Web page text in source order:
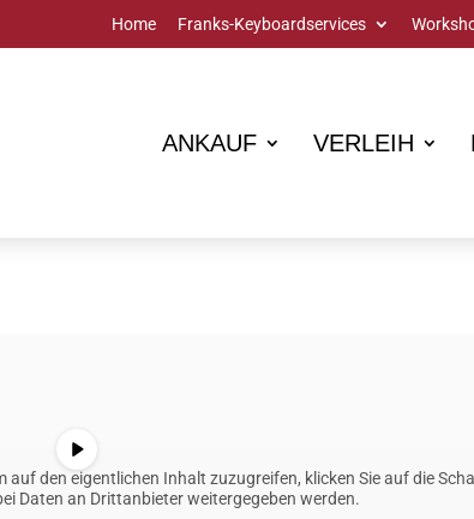
Home Franks-Keyboardservices
ANKAUF VERLEIH
auf den eigentlichen Inhalt zuzugreifen, klicken Sie auf die
Daten an Drittanbieter weitergegeben werden.